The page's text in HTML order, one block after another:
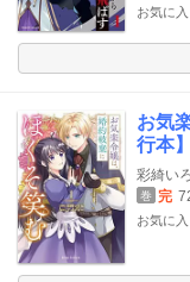
お気に
お気
行本】
彩綺い
巻 完
お気に